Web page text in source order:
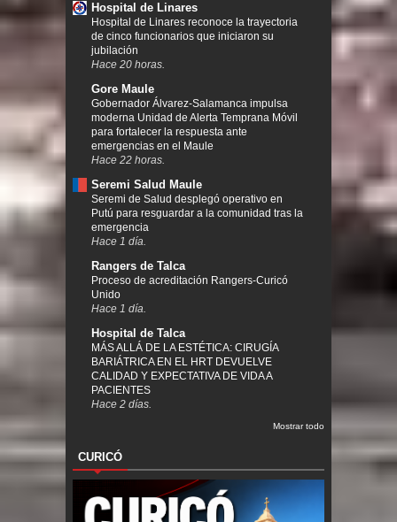
Hospital de Linares
Hospital de Linares reconoce la trayectoria
de cinco funcionarios que iniciaron su
jubilación
Hace 20 horas.
Gore Maule
Gobernador Álvarez-Salamanca impulsa
moderna Unidad de Alerta Temprana Móvil
para fortalecer la respuesta ante
emergencias en el Maule
Hace 22 horas.
Seremi Salud Maule
Seremi de Salud desplegó operativo en
Putú para resguardar a la comunidad tras la
emergencia
Hace 1 día.
Rangers de Talca
Proceso de acreditación Rangers-Curicó
Unido
Hace 1 día.
Hospital de Talca
MÁS ALLÁ DE LA ESTÉTICA: CIRUGÍA
BARIÁTRICA EN EL HRT DEVUELVE
CALIDAD Y EXPECTATIVA DE VIDA A
PACIENTES
Hace 2 días.
Mostrar todo
CURICÓ